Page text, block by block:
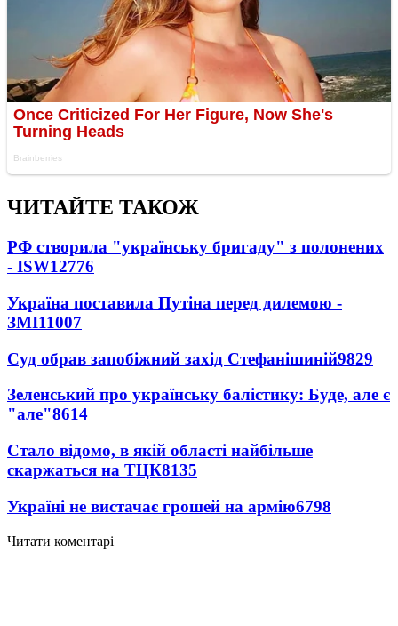
ЧИТАЙТЕ ТАКОЖ
РФ створила "українську бригаду" з полонених
- ISW12776
Україна поставила Путіна перед дилемою -
ЗМІ11007
Суд обрав запобіжний захід Стефанішиній9829
Зеленський про українську балістику: Буде, але є
"але"8614
Стало відомо, в якій області найбільше
скаржаться на ТЦК8135
Україні не вистачає грошей на армію6798
Читати коментарі